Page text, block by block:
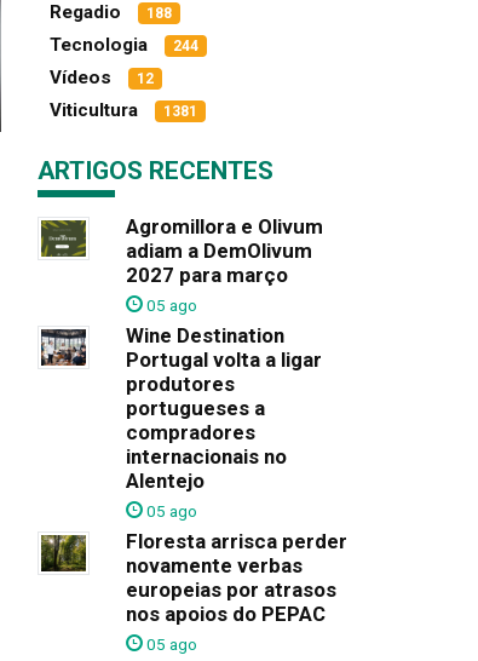
Regadio 188
Tecnologia 244
Vídeos 12
Viticultura 1381
ARTIGOS RECENTES
Agromillora e Olivum
adiam a DemOlivum
2027 para março
05 ago
Wine Destination
Portugal volta a ligar
produtores
portugueses a
compradores
internacionais no
Alentejo
05 ago
Floresta arrisca perder
novamente verbas
europeias por atrasos
nos apoios do PEPAC
05 ago